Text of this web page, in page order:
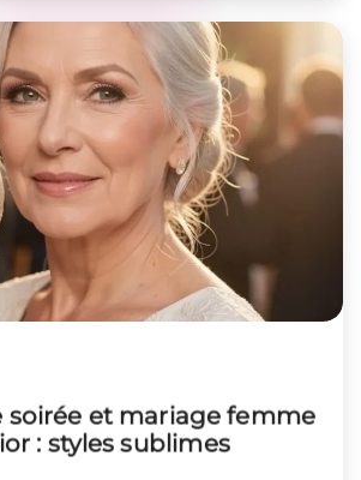
soirée et mariage femme
: styles sublimes